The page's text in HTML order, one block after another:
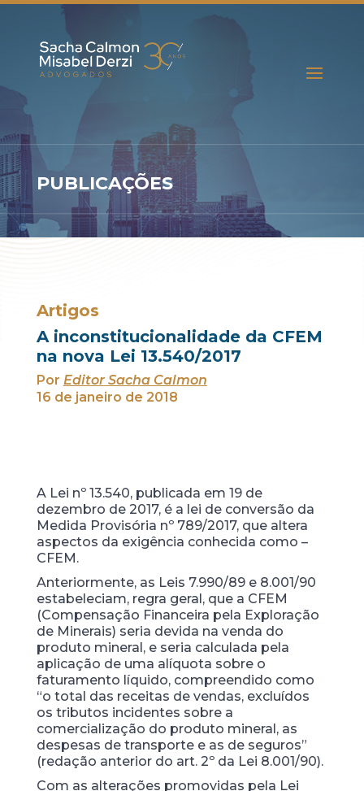
PUBLICAÇÕES
Artigos
A inconstitucionalidade da CFEM
na nova Lei 13.540/2017
Por Editor Sacha Calmon
16 de janeiro de 2018
A Lei nº 13.540, publicada em 19 de
dezembro de 2017, é a lei de conversão da
Medida Provisória nº 789/2017, que altera
aspectos da exigência conhecida como –
CFEM.
Anteriormente, as Leis 7.990/89 e 8.001/90
estabeleciam, regra geral, que a CFEM
(Compensação Financeira pela Exploração
de Minerais) seria devida na venda do
produto mineral, e seria calculada pela
aplicação de uma alíquota sobre o
faturamento líquido, compreendido como
“o total das receitas de vendas, excluídos
os tributos incidentes sobre a
comercialização do produto mineral, as
despesas de transporte e as de seguros”
(redação anterior do art. 2º da Lei 8.001/90).
Com as alterações promovidas pela Lei